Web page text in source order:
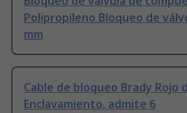
Polipropileno Bloqueo de
mm
Cable de bloqueo Brady Rojo
Enclavamiento, admite 6